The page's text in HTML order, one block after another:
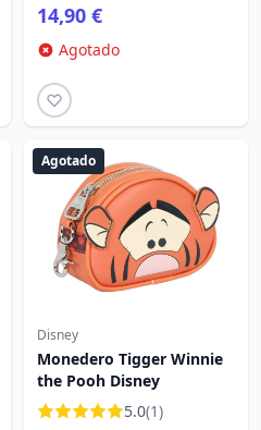
14,90 €
Agotado
Agotado
Disney
Monedero Tigger Winnie
the Pooh Disney
5.0(1)